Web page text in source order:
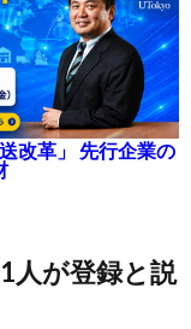
改革」 先行企業の